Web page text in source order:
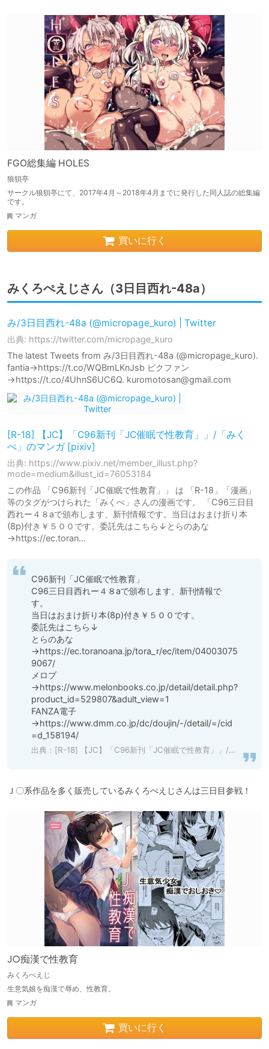
FGO総集編 HOLES
狼狽亭
サークル狼狽亭にて、2017年4月～2018年4月までに発行した同人誌の総集編
です。
マンガ
買いに行く
みくろぺえじさん（3日目西れ-48a）
み/3日目西れ-48a (@micropage_kuro) | Twitter
出典: https://twitter.com/micropage_kuro
The latest Tweets from み/3日目西れ-48a (@micropage_kuro).
fantia→https://t.co/WQBmLKnJsb ピクファン
→https://t.co/4UhnS6UC6Q. kuromotosan@gmail.com
[R-18] 【JC】「C96新刊「JC催眠で性教育」」/「みく
ぺ」のマンガ [pixiv]
出典: https://www.pixiv.net/member_illust.php?
mode=medium&illust_id=76053184
この作品 「C96新刊「JC催眠で性教育」」 は 「R-18」「漫画」
等のタグがつけられた「みくぺ」さんの漫画です。 「C96三日目
西れー４８aで頒布します、新刊情報です。当日はおまけ折り本
(8p)付き￥５００です。委託先はこちら↓とらのあな
→https://ec.toran…
C96新刊「JC催眠で性教育」
C96三日目西れー４８aで頒布します、新刊情報で
す。
当日はおまけ折り本(8p)付き￥５００です。
委託先はこちら↓
とらのあな
→https://ec.toranoana.jp/tora_r/ec/item/04003075
9067/
メロブ
→https://www.melonbooks.co.jp/detail/detail.php?
product_id=529807&adult_view=1
FANZA電子
→https://www.dmm.co.jp/dc/doujin/-/detail/=/cid
=d_158194/
出典： [R-18] 【JC】「C96新刊「JC催眠で性教育」」/「みくぺ」のマンガ [pixiv]
Ｊ〇系作品を多く販売しているみくろぺえじさんは三日目参戦！
J○痴漢で性教育
みくろぺえじ
生意気娘を痴漢で辱め、性教育。
マンガ
買いに行く